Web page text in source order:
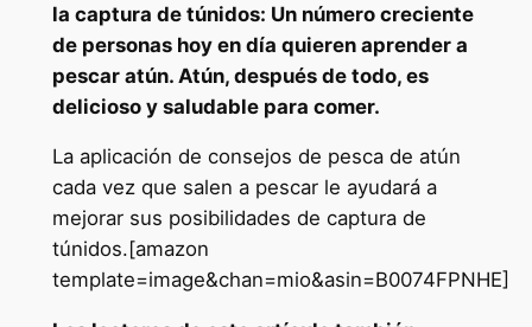
la captura de túnidos: Un número creciente
de personas hoy en día quieren aprender a
pescar atún. Atún, después de todo, es
delicioso y saludable para comer.
La aplicación de consejos de pesca de atún
cada vez que salen a pescar le ayudará a
mejorar sus posibilidades de captura de
túnidos.[amazon
template=image&chan=mio&asin=B0074FPNHE]